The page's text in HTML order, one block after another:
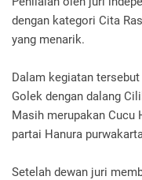
dengan kategori Cita
yang menarik.
Dalam kegiatan
Golek dengan dalang
Masih merupakan Cucu
partai Hanura
Setelah dewan juri